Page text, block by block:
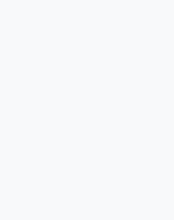
양한 보험 상품을
니다. 파트너십 기
지식이 풍부한 영
수수료: 매출
쿠키 지속 기
결제 방법: 명
제품: 주택 및
보험, 재산 보